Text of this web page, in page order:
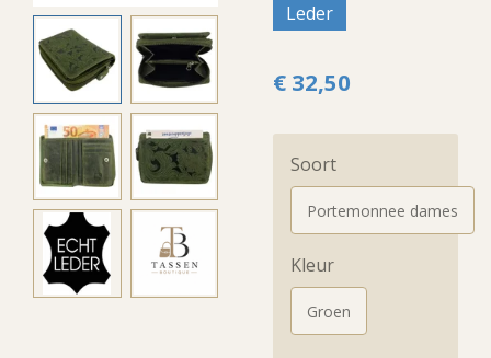
Leder
€ 32,50
Soort
Portemonnee dames
Kleur
Groen